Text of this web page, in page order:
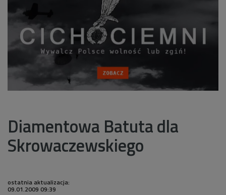
Diamentowa Batuta dla
Skrowaczewskiego
ostatnia aktualizacja:
09.01.2009 09:39